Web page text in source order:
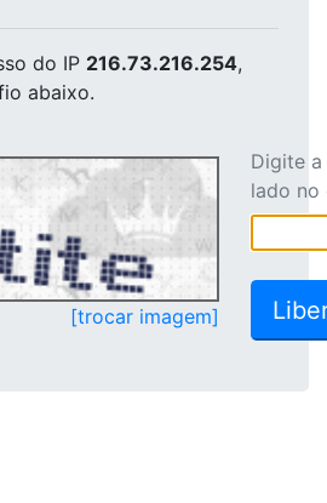
do IP 216.73.216.254,
abaixo.
[trocar imagem]
Digite
lado no